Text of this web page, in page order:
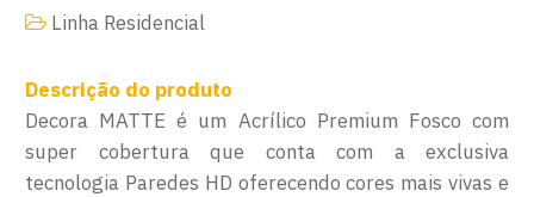
Linha Residencial
Descrição do produto
Decora MATTE é um Acrílico Premium Fosco com
super cobertura que conta com a exclusiva
tecnologia Paredes HD oferecendo cores mais vivas e